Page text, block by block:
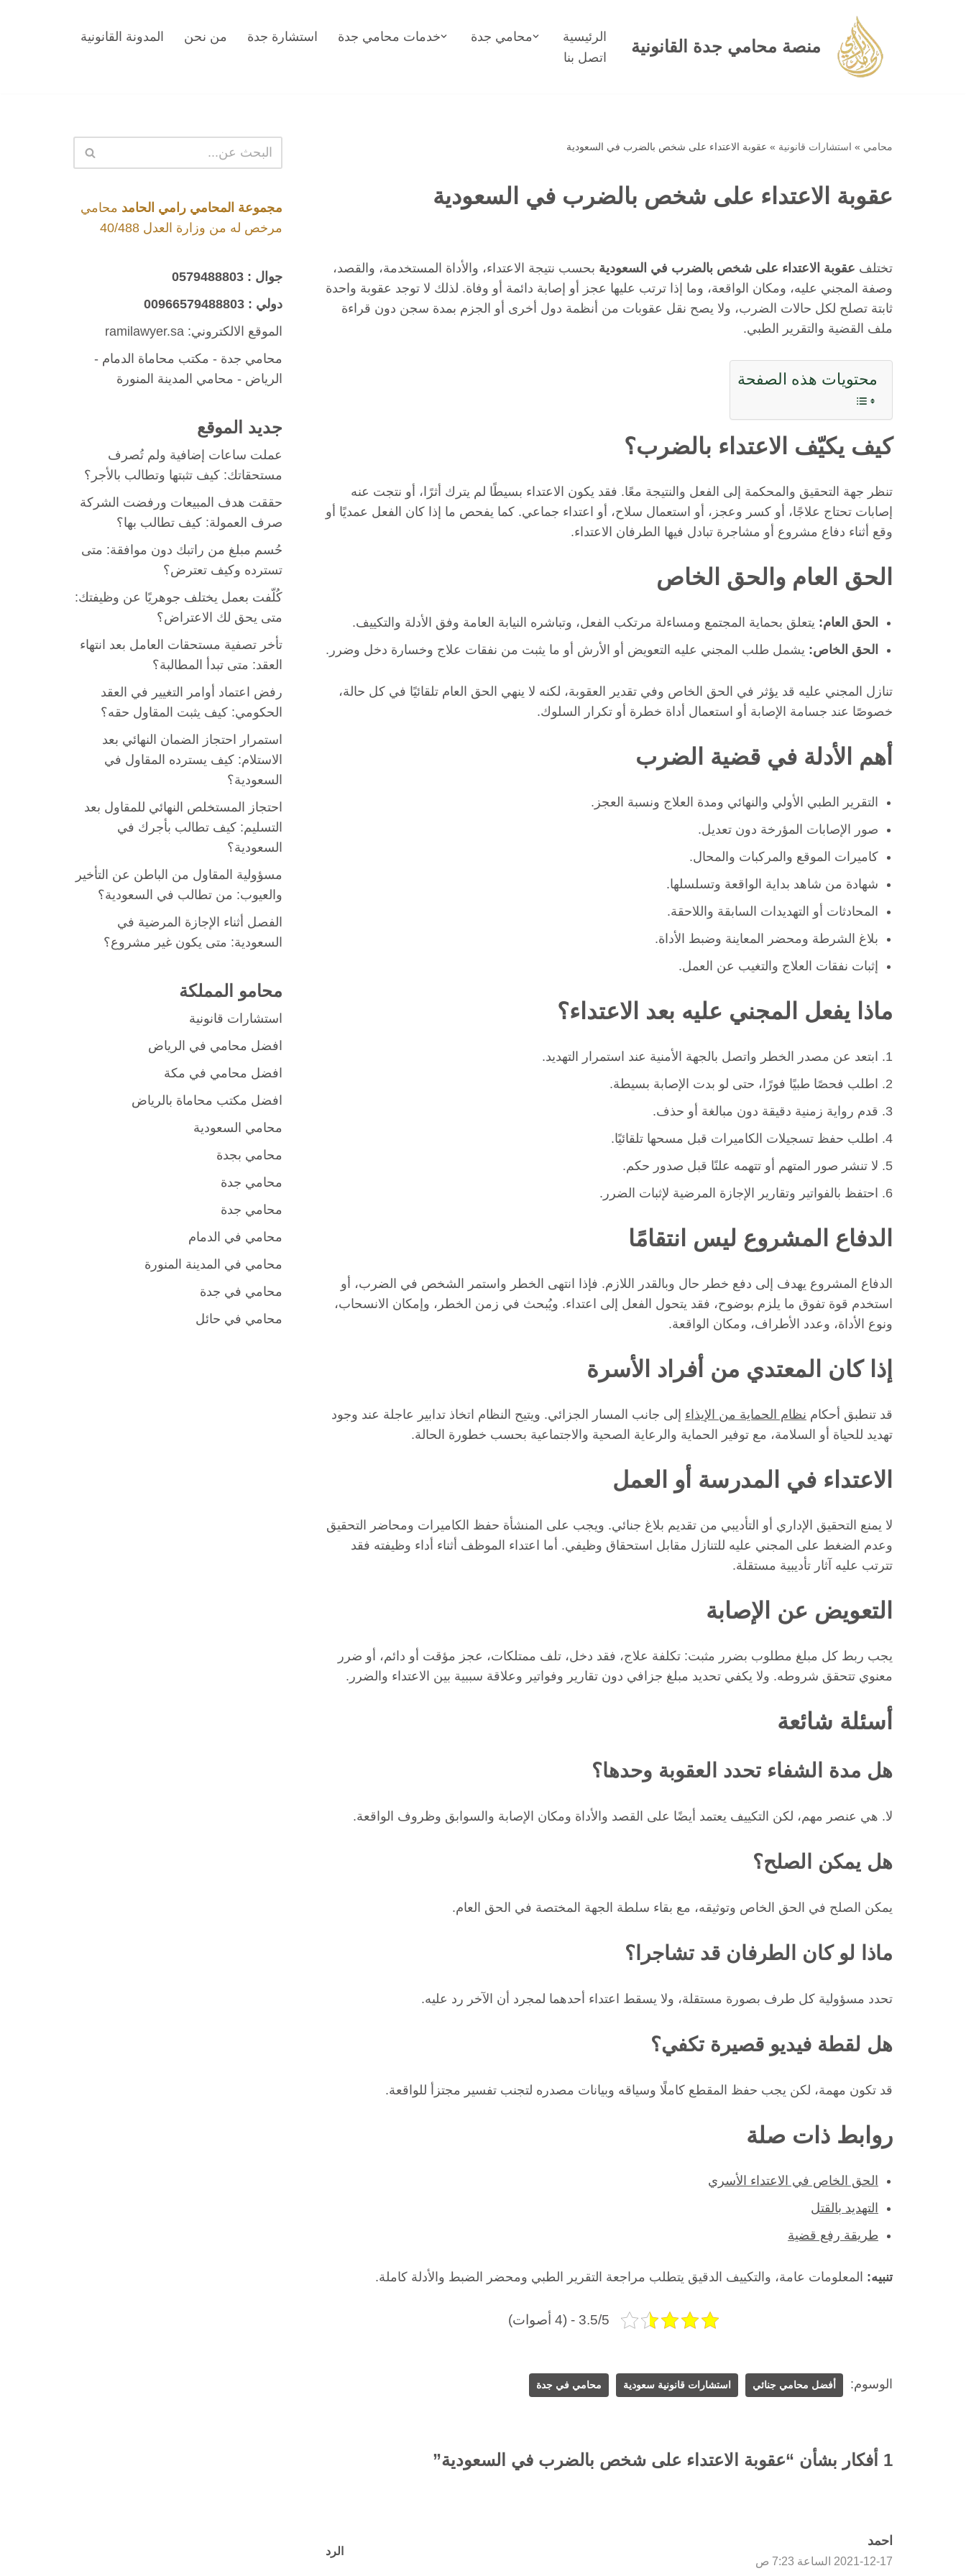
منصة محامي جدة القانونية الرئيسية محامي جدة خدمات محامي جدة استشارة جدة من نحن
المدونة القانونية
اتصل بنا
محامي » استشارات قانونية » عقوبة الاعتداء على شخص بالضرب في السعودية
عقوبة الاعتداء على شخص بالضرب في السعودية
تختلف عقوبة الاعتداء على شخص بالضرب في السعودية بحسب نتيجة الاعتداء، والأداة المستخدمة، والقصد،
وصفة المجني عليه، ومكان الواقعة، وما إذا ترتب عليها عجز أو إصابة دائمة أو وفاة. لذلك لا توجد عقوبة واحدة
ثابتة تصلح لكل حالات الضرب، ولا يصح نقل عقوبات من أنظمة دول أخرى أو الجزم بمدة سجن دون قراءة
ملف القضية والتقرير الطبي.
محتويات هذه الصفحة
كيف يكيّف الاعتداء بالضرب؟
تنظر جهة التحقيق والمحكمة إلى الفعل والنتيجة معًا. فقد يكون الاعتداء بسيطًا لم يترك أثرًا، أو نتجت عنه
إصابات تحتاج علاجًا، أو كسر وعجز، أو استعمال سلاح، أو اعتداء جماعي. كما يفحص ما إذا كان الفعل عمديًا أو
وقع أثناء دفاع مشروع أو مشاجرة تبادل فيها الطرفان الاعتداء.
الحق العام والحق الخاص
الحق العام: يتعلق بحماية المجتمع ومساءلة مرتكب الفعل، وتباشره النيابة العامة وفق الأدلة والتكييف.
الحق الخاص: يشمل طلب المجني عليه التعويض أو الأرش أو ما يثبت من نفقات علاج وخسارة دخل وضرر.
تنازل المجني عليه قد يؤثر في الحق الخاص وفي تقدير العقوبة، لكنه لا ينهي الحق العام تلقائيًا في كل حالة،
خصوصًا عند جسامة الإصابة أو استعمال أداة خطرة أو تكرار السلوك.
أهم الأدلة في قضية الضرب
التقرير الطبي الأولي والنهائي ومدة العلاج ونسبة العجز.
صور الإصابات المؤرخة دون تعديل.
كاميرات الموقع والمركبات والمحال.
شهادة من شاهد بداية الواقعة وتسلسلها.
المحادثات أو التهديدات السابقة واللاحقة.
بلاغ الشرطة ومحضر المعاينة وضبط الأداة.
إثبات نفقات العلاج والتغيب عن العمل.
ماذا يفعل المجني عليه بعد الاعتداء؟
ابتعد عن مصدر الخطر واتصل بالجهة الأمنية عند استمرار التهديد.
اطلب فحصًا طبيًا فورًا، حتى لو بدت الإصابة بسيطة.
قدم رواية زمنية دقيقة دون مبالغة أو حذف.
اطلب حفظ تسجيلات الكاميرات قبل مسحها تلقائيًا.
لا تنشر صور المتهم أو تتهمه علنًا قبل صدور حكم.
احتفظ بالفواتير وتقارير الإجازة المرضية لإثبات الضرر.
الدفاع المشروع ليس انتقامًا
الدفاع المشروع يهدف إلى دفع خطر حال وبالقدر اللازم. فإذا انتهى الخطر واستمر الشخص في الضرب، أو
استخدم قوة تفوق ما يلزم بوضوح، فقد يتحول الفعل إلى اعتداء. ويُبحث في زمن الخطر، وإمكان الانسحاب،
ونوع الأداة، وعدد الأطراف، ومكان الواقعة.
إذا كان المعتدي من أفراد الأسرة
قد تنطبق أحكام نظام الحماية من الإيذاء إلى جانب المسار الجزائي. ويتيح النظام اتخاذ تدابير عاجلة عند وجود
تهديد للحياة أو السلامة، مع توفير الحماية والرعاية الصحية والاجتماعية بحسب خطورة الحالة.
الاعتداء في المدرسة أو العمل
لا يمنع التحقيق الإداري أو التأديبي من تقديم بلاغ جنائي. ويجب على المنشأة حفظ الكاميرات ومحاضر التحقيق
وعدم الضغط على المجني عليه للتنازل مقابل استحقاق وظيفي. أما اعتداء الموظف أثناء أداء وظيفته فقد
تترتب عليه آثار تأديبية مستقلة.
التعويض عن الإصابة
يجب ربط كل مبلغ مطلوب بضرر مثبت: تكلفة علاج، فقد دخل، تلف ممتلكات، عجز مؤقت أو دائم، أو ضرر
معنوي تتحقق شروطه. ولا يكفي تحديد مبلغ جزافي دون تقارير وفواتير وعلاقة سببية بين الاعتداء والضرر.
أسئلة شائعة
هل مدة الشفاء تحدد العقوبة وحدها؟
لا. هي عنصر مهم، لكن التكييف يعتمد أيضًا على القصد والأداة ومكان الإصابة والسوابق وظروف الواقعة.
هل يمكن الصلح؟
يمكن الصلح في الحق الخاص وتوثيقه، مع بقاء سلطة الجهة المختصة في الحق العام.
ماذا لو كان الطرفان قد تشاجرا؟
تحدد مسؤولية كل طرف بصورة مستقلة، ولا يسقط اعتداء أحدهما لمجرد أن الآخر رد عليه.
هل لقطة فيديو قصيرة تكفي؟
قد تكون مهمة، لكن يجب حفظ المقطع كاملًا وسياقه وبيانات مصدره لتجنب تفسير مجتزأ للواقعة.
روابط ذات صلة
الحق الخاص في الاعتداء الأسري
التهديد بالقتل
طريقة رفع قضية
تنبيه: المعلومات عامة، والتكييف الدقيق يتطلب مراجعة التقرير الطبي ومحضر الضبط والأدلة كاملة.
3.5/5 - (4 أصوات)
الوسوم: أفضل محامي جنائي استشارات قانونية سعودية محامي في جدة
1 أفكار بشأن “عقوبة الاعتداء على شخص بالضرب في السعودية”
احمد
2021-12-17 الساعة 7:23 ص
الرد
مجموعة المحامي رامي الحامد محامي
مرخص له من وزارة العدل 40/488
جوال : 0579488803
دولي : 00966579488803
الموقع الالكتروني: ramilawyer.sa
محامي جدة - مكتب محاماة الدمام -
الرياض - محامي المدينة المنورة
جديد الموقع
عملت ساعات إضافية ولم تُصرف
مستحقاتك: كيف تثبتها وتطالب بالأجر؟
حققت هدف المبيعات ورفضت الشركة
صرف العمولة: كيف تطالب بها؟
حُسم مبلغ من راتبك دون موافقة: متى
تسترده وكيف تعترض؟
كُلّفت بعمل يختلف جوهريًا عن وظيفتك:
متى يحق لك الاعتراض؟
تأخر تصفية مستحقات العامل بعد انتهاء
العقد: متى تبدأ المطالبة؟
رفض اعتماد أوامر التغيير في العقد
الحكومي: كيف يثبت المقاول حقه؟
استمرار احتجاز الضمان النهائي بعد
الاستلام: كيف يسترده المقاول في
السعودية؟
احتجاز المستخلص النهائي للمقاول بعد
التسليم: كيف تطالب بأجرك في
السعودية؟
مسؤولية المقاول من الباطن عن التأخير
والعيوب: من تطالب في السعودية؟
الفصل أثناء الإجازة المرضية في
السعودية: متى يكون غير مشروع؟
محامو المملكة
استشارات قانونية
افضل محامي في الرياض
افضل محامي في مكة
افضل مكتب محاماة بالرياض
محامي السعودية
محامي بجدة
محامي جدة
محامي جدة
محامي في الدمام
محامي في المدينة المنورة
محامي في جدة
محامي في حائل